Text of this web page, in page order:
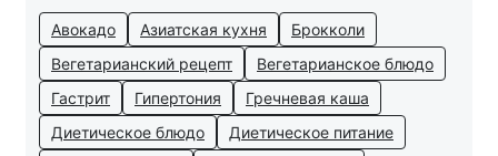
Авокадо Азиатская кухня
Брокколи
Вегетарианский рецепт
Вегетарианское блюдо
Гастрит
Гипертония
Гречневая каша
Диетическое блюдо
Диетическое питание